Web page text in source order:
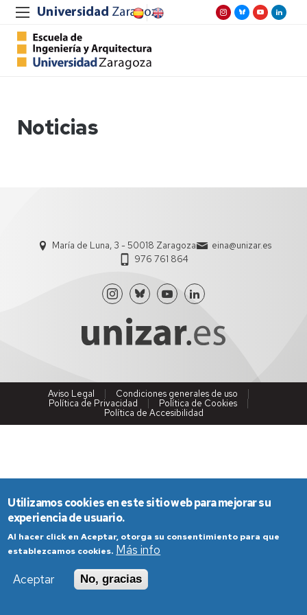
Noticias
María de Luna, 3 - 50018 Zaragoza
eina@unizar.es
976 761 864
Aviso Legal
Condiciones generales de uso
Política de Privacidad
Política de Cookies
Política de Accesibilidad
Utilizamos cookies en este sitio web para mejorar su
experiencia de usuario.
Al hacer click en Aceptar, otorga su consentimiento para que
establezcamos cookies. Más info
Aceptar
No, gracias